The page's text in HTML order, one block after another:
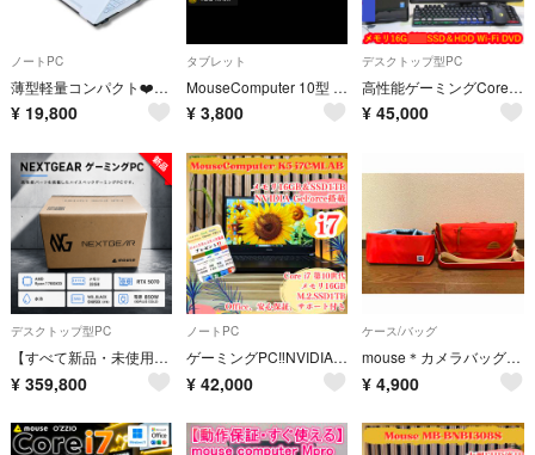
ノートPC
薄型軽量コンパクト❤️第8世代i5✨1TB小型ノートPC SSDカメラWin11
¥ 19,800
タブレット
MouseComputer 10型 Celeron N4000 4GB 58GB Windows 10
¥ 3,800
デスクトップ型PC
高性能ゲーミングCorei7-4790＆メモリ16G/SSD/新品GTX1650
¥ 45,000
デスクトップ型PC
【すべて新品・未使用・即購入OK】マウス 水冷PC メモリ32GB RTX5070 SSD WD SN850X 2TB 850W
¥ 359,800
ノートPC
ゲーミングPC‼️NVIDIA GeForce搭載☘Mouse☘️メモリ16GB☘大容量SSD1TB☘最高峰i7☘️ノートパソコン
¥ 42,000
ケース/バッグ
mouse＊カメラバッグ &インナーバッグ セット
¥ 4,900